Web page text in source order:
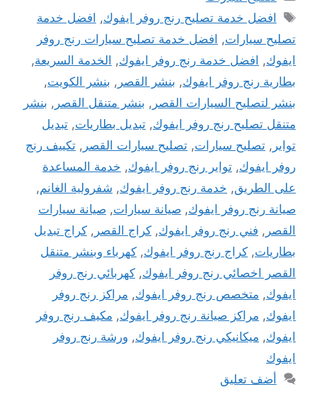
الوسوم
افضل خدمة تصليح رنج روفر ايفوك, افضل خدمة
تصليح سيارات, افضل خدمة تصليح سيارات رنج روفر
ايفوك, افضل خدمة رنج روفر ايفوك, الخدمة السريعة,
بطارية رنج روفر ايفوك, بنشر القصر , بنشر الكويت,
بنشر لتصليح السيارات القصر , بنشر متنقل القصر , بنشر
متنقل تصليح رنج روفر ايفوك, تبديل بطاريات, تبديل
تواير , تصليح سيارات, تصليح سيارات القصر , تكييف رنج
روفر ايفوك, تواير رنج روفر ايفوك, خدمة المساعدة
على الطريق, خدمة رنج روفر ايفوك, شفرولية الغانم,
صيانة رنج روفر ايفوك, صيانة سيارات, صيانة سيارات
القصر , فني رنج روفر ايفوك, كراج القصر , كراج تبديل
بطاريات, كراج رنج روفر ايفوك, كهرباء وبنشر متنقل
القصر اخصائي رنج روفر ايفوك, كهربائي رنج روفر
ايفوك, متخصص رنج روفر ايفوك, مراكز رنج روفر
ايفوك, مراكز صيانة رنج روفر ايفوك, مكيف رنج روفر
ايفوك, ميكانيكي رنج روفر ايفوك, ورشة رنج روفر
ايفوك
أضف تعليق